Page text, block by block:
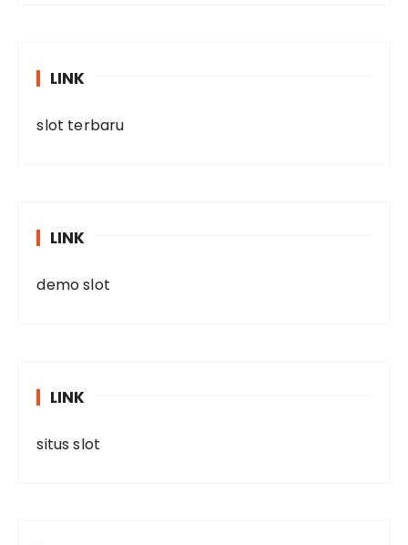
LINK
slot terbaru
LINK
demo slot
LINK
situs slot